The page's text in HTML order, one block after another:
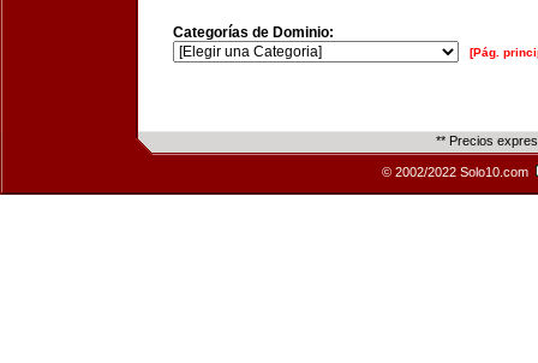
Categorías de Dominio:
[Pág.
** Precios
© 2002/2022 Solo10.com